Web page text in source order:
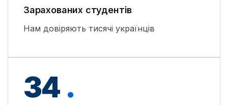
Зарахованих студентів
Нам довіряють тисячі українців
34 .